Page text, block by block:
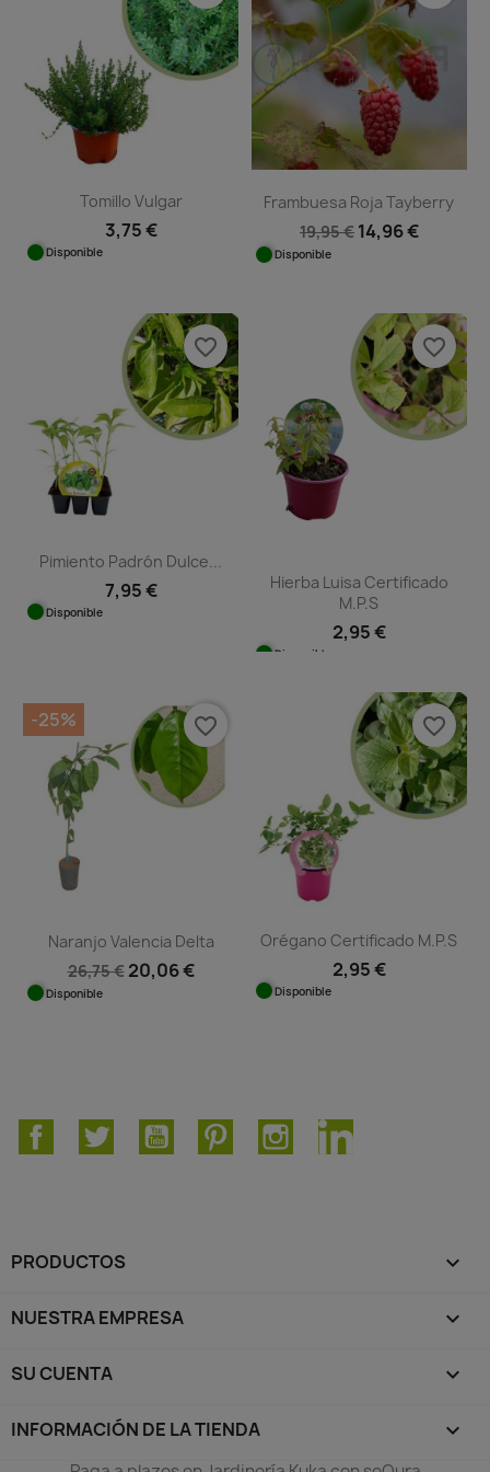
Tomillo Vulgar
3,75 €
Disponible
Frambuesa Roja Tayberry
19,95 € 14,96 €
Disponible
Pimiento Padrón Dulce...
7,95 €
Disponible
favorite_border
Hierba Luisa Certificado
M.P.S
2,95 €
Disponible
favorite_border
Naranjo Valencia Delta
26,75 € 20,06 €
Disponible
-25% favorite_border
Orégano Certificado M.P.S
2,95 €
Disponible
favorite_border
FacebookTwitter YouTube PinterestInstagramLinkedIn
PRODUCTOS 
NUESTRA EMPRESA 
SU CUENTA 
INFORMACIÓN DE LA TIENDA keyboard_arrow_down